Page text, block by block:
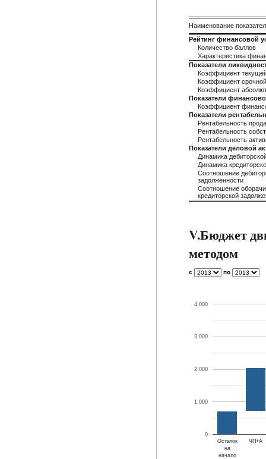
Наименование
Рейтинг финансовой
Количество баллов
Характеристика
Показатели
Коэффициент
Коэффициент
Коэффициент
Показатели
Коэффициент
Показатели
Рентабельность
Рентабельность
Рентабельность
Показатели деловой
Динамика
Динамика
Соотношение
задолженности
Соотношение
кредиторской
V.Бюджет
методом
с по
Остаток
на
начало
ЧП+А
0
1,000
2,000
3,000
4,000